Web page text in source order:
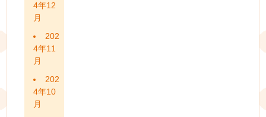
4年12
月
202
4年11
月
202
4年10
月